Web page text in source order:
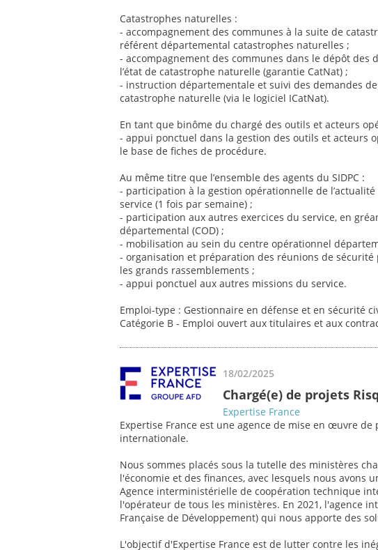
Catastrophes naturelles :
- accompagnement des communes à la suite de
référent départemental catastrophes naturelles ;
- accompagnement des communes dans le dépôt des
l’état de catastrophe naturelle (garantie CatNat) ;
- instruction départementale et suivi des demandes de
catastrophe naturelle (via le logiciel ICatNat).
En tant que binôme du chargé des outils et acteurs
- appui ponctuel dans la gestion des outils et acteurs
le base de fiches de procédure.
Au même titre que l’ensemble des agents du SIDPC :
- participation à la gestion opérationnelle de l’actualité
service (1 fois par semaine) ;
- participation aux autres exercices du service, en
départemental (COD) ;
- mobilisation au sein du centre opérationnel
- organisation et préparation des réunions de
les grands rassemblements ;
- appui ponctuel aux autres missions du service.
Emploi-type : Gestionnaire en défense et en sécurité
Catégorie B - Emploi ouvert aux titulaires et aux
18/02/2025
Chargé(e) de projets
Expertise France
Expertise France est une agence de mise en œuvre de
internationale.
Nous sommes placés sous la tutelle des ministères
l'économie et des finances, avec lesquels nous avons
Agence interministérielle de coopération technique
l'opérateur de tous les ministères. En 2021, l'agence
Française de Développement) qui nous apporte des
L'objectif d'Expertise France est de lutter contre les